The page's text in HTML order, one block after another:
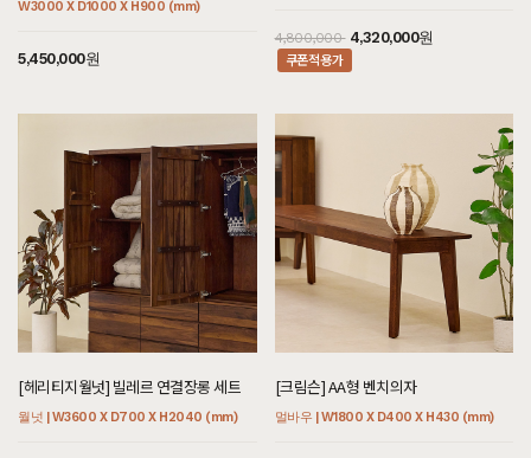
7월 25일 경기 용인 송**고객님 설치후기입니다
[[셀레스티얼 럭셔리] BE형 침대 SS/Q]
7월 25일 경기 용인 송**고객님 설치후기입니다
7월 25일 서울 종로 김**고객님 설치후기입니다
[[블랙러버] H형 2단협탁]
7월 25일 경기 용인 서**고객님 설치후기입니다
[[블랙러버] E형 장식장]
7월 25일 경기 용인 서**고객님 주문제작 설치후기입니다
[[한정특가] [헤리티지월넛] 플로렌스 의자 프로스트]
7월 25일 서울 마포 황**고객님 설치후기입니다
[[한정특가] [헤리티지월넛] 플로렌스 의자 버본]
7월 25일 서울 마포 황**고객님 설치후기입니다
W3000 X D1000 X H900 (mm)
5,450,000원
4,800,000 4,320,000원
쿠폰적용가
[헤리티지월넛] 빌레르 연결장롱 세트
월넛 | W3600 X D700 X H2040 (mm)
[크림슨] AA형 벤치의자
멀바우 | W1800 X D400 X H430 (mm)